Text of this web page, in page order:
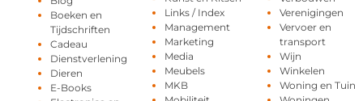
Boeken en
Tijdschriften
Cadeau
Dienstverlening
Dieren
E-Books
Links / Index
Management
Marketing
Media
Meubels
MKB
Verenigingen
Vervoer en
transport
Wijn
Winkelen
Woning en Tuin